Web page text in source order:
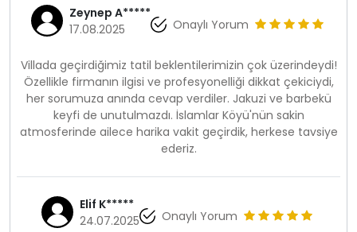
Zeynep A*****
17.08.2025
Onaylı Yorum
Villada geçirdiğimiz tatil beklentilerimizin çok üzerindeydi!
Özellikle firmanın ilgisi ve profesyonelliği dikkat çekiciydi,
her sorumuza anında cevap verdiler. Jakuzi ve barbekü
keyfi de unutulmazdı. İslamlar Köyü'nün sakin
atmosferinde ailece harika vakit geçirdik, herkese tavsiye
ederiz.
Elif K*****
24.07.2025
Onaylı Yorum